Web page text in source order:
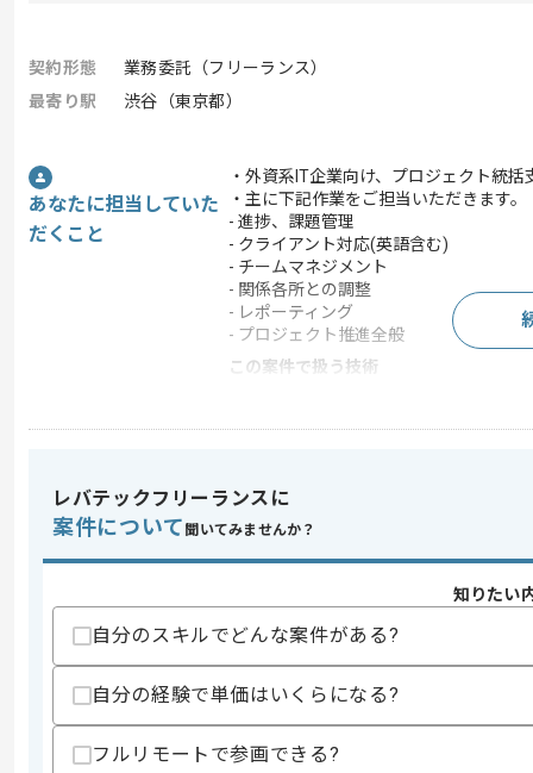
契約形態
業務委託（フリーランス）
最寄り駅
渋谷（東京都）
あなたに担当していた
だくこと
・外資系IT企業向け、プロジェクト統
・主に下記作業をご担当いただきます。
- 進捗、課題管理
- クライアント対応(英語含む)
- チームマネジメント
- 関係各所との調整
- レポーティング
- プロジェクト推進全般
この案件で扱う技術
業務内容
スキル
求めるスキル
・インフラエンジニアとしての実務経
・AWSの設計構築経験(5年以上)
歓迎スキル
レバテックフリーランスに
案件について 聞いてみませんか？
知りたい
自分のスキルでどんな案件がある?
自分の経験で単価はいくらになる?
フルリモートで参画できる?